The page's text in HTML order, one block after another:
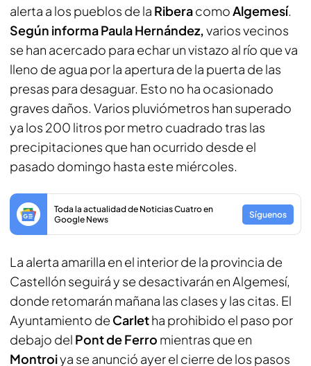
alerta a los pueblos de la RiberacomoAlgemesí.
Según informa Paula Hernández,varios vecinos
se han acercado para echar un vistazo al río que va
lleno de agua por la apertura de la puerta de las
presas para desaguar. Esto no ha ocasionado
graves daños. Varios pluviómetros han superado
ya los 200 litros por metro cuadrado tras las
precipitaciones que han ocurrido desde el
pasado domingo hasta este miércoles.
Toda la actualidad de Noticias Cuatro en
Google News
Síguenos
La alerta amarilla en el interior de la provincia de
Castellón seguirá y se desactivarán en Algemesí,
donde retomarán mañana las clases y las citas. El
Ayuntamiento de Carletha prohibido el paso por
debajo del Pont de Ferro mientras que en
Montroiya se anunció ayer el cierre de los pasos